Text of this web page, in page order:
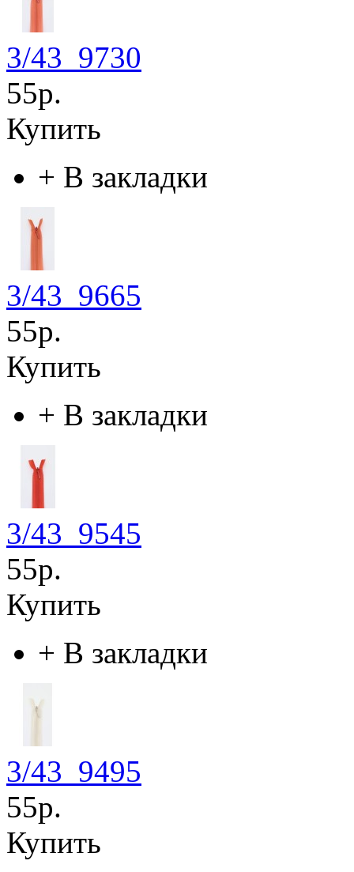
3/43_9730
55р.
Купить
+ В закладки
3/43_9665
55р.
Купить
+ В закладки
3/43_9545
55р.
Купить
+ В закладки
3/43_9495
55р.
Купить